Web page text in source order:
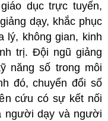
dục trực tuyến,
dạy, khắc phục
lý, không gian, kinh
trị. Đội ngũ giảng
năng số trong môi
đó, chuyển đổi số
cứu có sự kết nối
người dạy và người